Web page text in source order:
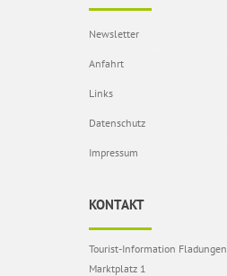
Newsletter
Anfahrt
Links
Datenschutz
Impressum
KONTAKT
Tourist-Information Fladungen
Marktplatz 1